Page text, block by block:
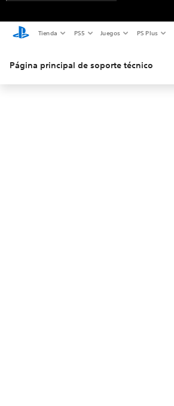
Tienda PS5 Juegos PS Plus
Página principal de soporte técnico